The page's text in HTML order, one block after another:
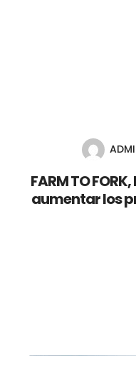
Productos
FARM TO
aumentar los